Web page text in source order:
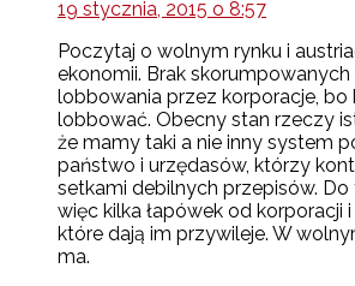
19 stycznia, 2015 o 8:57
Poczytaj o wolnym rynku i
ekonomii. Brak skorumpowanych
lobbowania przez korporacje, bo
lobbować. Obecny stan rzeczy
że mamy taki a nie inny system
państwo i urzędasów, którzy
setkami debilnych przepisów. Do
więc kilka łapówek od korporacji
które dają im przywileje. W
ma.